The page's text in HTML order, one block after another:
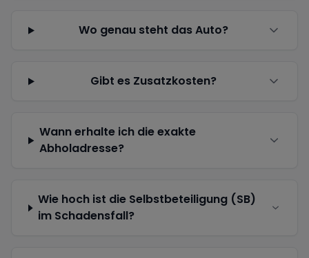
Wo genau steht das Auto?
Gibt es Zusatzkosten?
Wann erhalte ich die exakte
Abholadresse?
Wie hoch ist die Selbstbeteiligung (SB)
im Schadensfall?